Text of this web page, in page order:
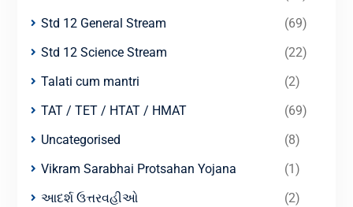
Std 12 General Stream
(69)
Std 12 Science Stream
(22)
Talati cum mantri
(2)
TAT / TET / HTAT / HMAT
(69)
Uncategorised
(8)
Vikram Sarabhai Protsahan Yojana
(1)
આદર્શ ઉત્તરવહીઓ
(2)